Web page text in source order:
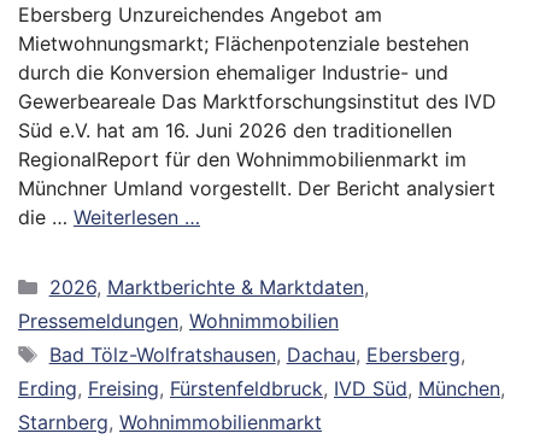
Ebersberg Unzureichendes Angebot am
Mietwohnungsmarkt; Flächenpotenziale bestehen
durch die Konversion ehemaliger Industrie- und
Gewerbeareale Das Marktforschungsinstitut des IVD
Süd e.V. hat am 16. Juni 2026 den traditionellen
RegionalReport für den Wohnimmobilienmarkt im
Münchner Umland vorgestellt. Der Bericht analysiert
die … Weiterlesen …
Kategorien
2026, Marktberichte & Marktdaten,
Pressemeldungen, Wohnimmobilien
Schlagwörter
Bad Tölz-Wolfratshausen, Dachau, Ebersberg,
Erding, Freising, Fürstenfeldbruck, IVD Süd, München,
Starnberg, Wohnimmobilienmarkt